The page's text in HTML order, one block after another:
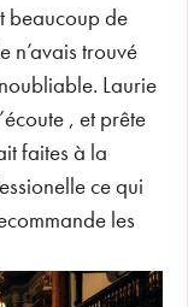
beaucoup de
n’avais trouvé
Laurie
, et prête
faites à la
ce qui
les